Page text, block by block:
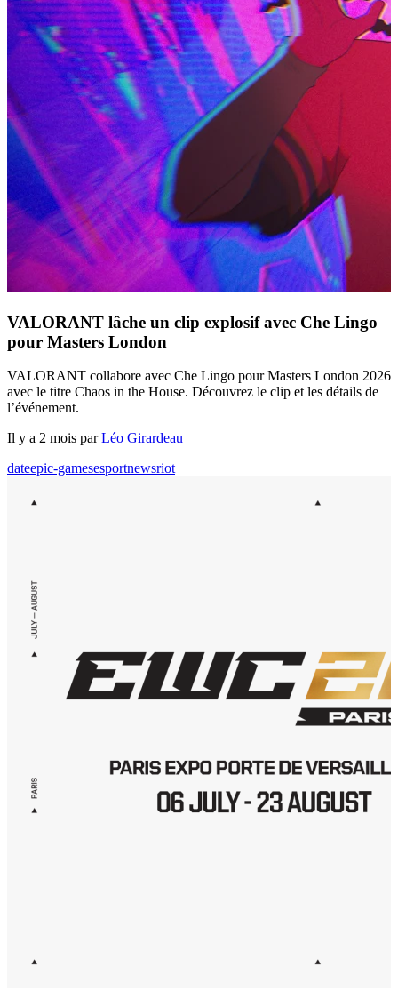
VALORANT lâche un clip explosif avec Che Lingo
pour Masters London
VALORANT collabore avec Che Lingo pour Masters London 2026
avec le titre Chaos in the House. Découvrez le clip et les détails de
l’événement.
Il y a 2 mois parLéo Girardeau
dateepic-gamesesportnewsriot